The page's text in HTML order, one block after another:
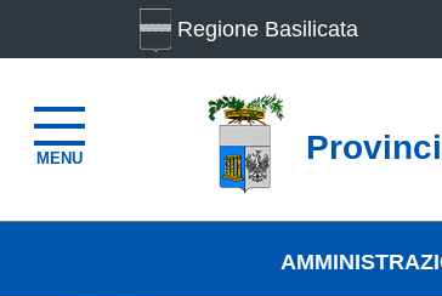
MENU
Regione Basilicata